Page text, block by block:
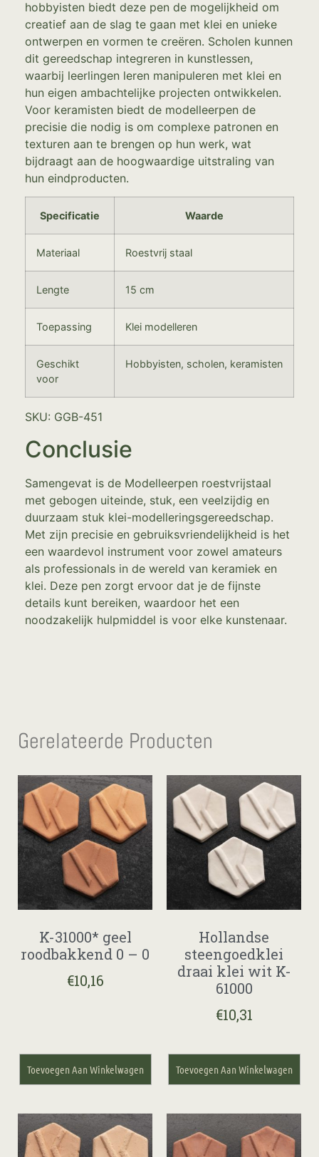
hobbyisten biedt deze pen de mogelijkheid om
creatief aan de slag te gaan met klei en unieke
ontwerpen en vormen te creëren. Scholen kunnen
dit gereedschap integreren in kunstlessen,
waarbij leerlingen leren manipuleren met klei en
hun eigen ambachtelijke projecten ontwikkelen.
Voor keramisten biedt de modelleerpen de
precisie die nodig is om complexe patronen en
texturen aan te brengen op hun werk, wat
bijdraagt aan de hoogwaardige uitstraling van
hun eindproducten.
Specificatie Waarde
Materiaal Roestvrij staal
Lengte 15 cm
Toepassing Klei modelleren
Geschikt
voor
Hobbyisten, scholen, keramisten
SKU: GGB-451
Conclusie
Samengevat is de Modelleerpen roestvrijstaal
met gebogen uiteinde, stuk, een veelzijdig en
duurzaam stuk klei-modelleringsgereedschap.
Met zijn precisie en gebruiksvriendelijkheid is het
een waardevol instrument voor zowel amateurs
als professionals in de wereld van keramiek en
klei. Deze pen zorgt ervoor dat je de fijnste
details kunt bereiken, waardoor het een
noodzakelijk hulpmiddel is voor elke kunstenaar.
Gerelateerde Producten
K-31000* geel
roodbakkend 0 – 0
€10,16
Toevoegen Aan Winkelwagen
Hollandse
steengoedklei
draai klei wit K-
61000
€10,31
Toevoegen Aan Winkelwagen